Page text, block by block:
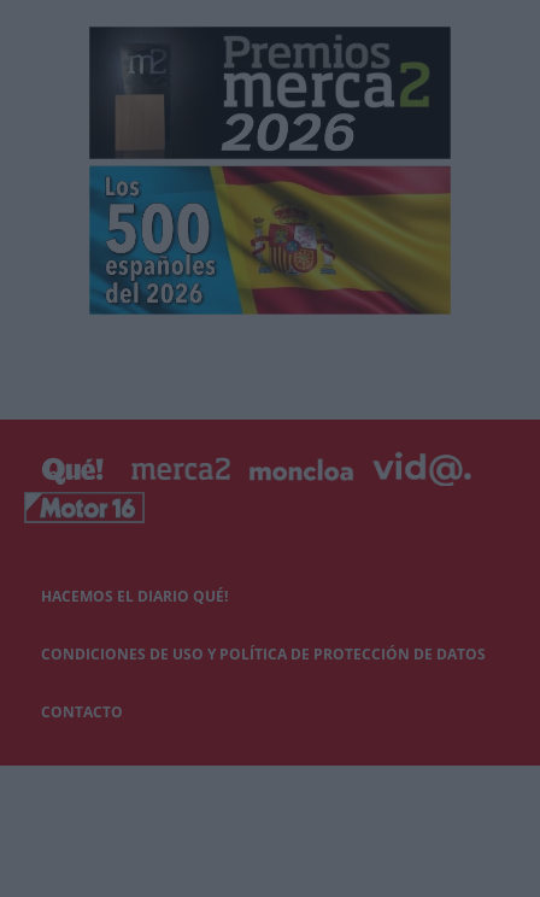
HACEMOS EL DIARIO QUÉ!
CONDICIONES DE USO Y POLÍTICA DE PROTECCIÓN DE DATOS
CONTACTO